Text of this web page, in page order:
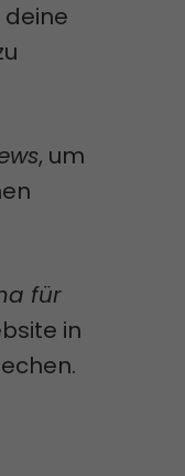
deine
, um
für
in